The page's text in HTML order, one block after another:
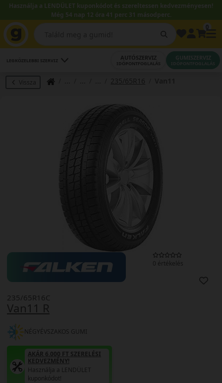
Használja a LENDÜLET kuponkódot és szereltessen kedvezményesen!
Még 54 nap 12 óra 41 perc 30 másodperc.
LEGKÖZELEBBI SZERVIZ AUTÓSZERVIZ
IDŐPONTFOGLALÁS
GUMISZERVIZ
IDŐPONTFOGLALÁS
Vissza 235/65R16
0 értékelés
Van11 R
235/65R16C
NÉGYÉVSZAKOS GUMI
AKÁR 6.000 FT SZERELÉSI
KEDVEZMÉNY!
Használja a LENDÜLET
kuponkódot!